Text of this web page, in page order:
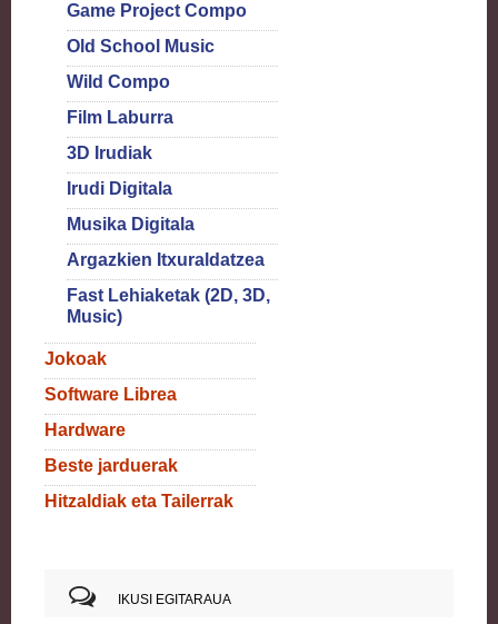
Game Project Compo
Old School Music
Wild Compo
Film Laburra
3D Irudiak
Irudi Digitala
Musika Digitala
Argazkien Itxuraldatzea
Fast Lehiaketak (2D, 3D,
Music)
Jokoak
Software Librea
Hardware
Beste jarduerak
Hitzaldiak eta Tailerrak
IKUSI EGITARAUA